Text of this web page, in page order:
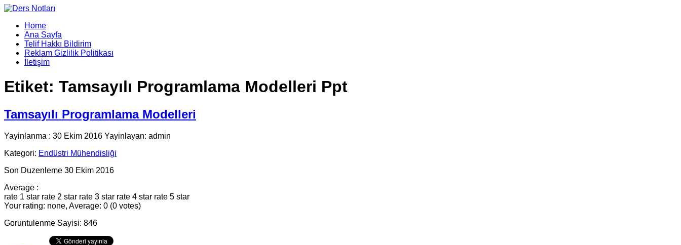
Home
Ana Sayfa
Telif Hakkı Bildirim
Reklam Gizlilik Politikası
İletişim
Etiket: Tamsayılı Programlama Modelleri Ppt
Tamsayılı Programlama Modelleri
Yayinlanma : 30 Ekim 2016 Yayinlayan: admin
Kategori: Endüstri Mühendisliği
Son Duzenleme 30 Ekim 2016
Average :
rate 1 star rate 2 star rate 3 star rate 4 star rate 5 star
Your rating: none, Average: 0 (0 votes)
Goruntulenme Sayisi: 846